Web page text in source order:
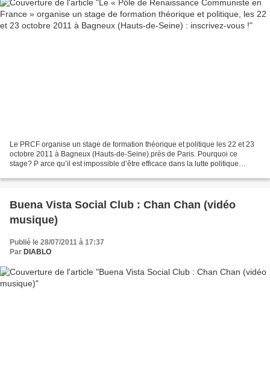
Le PRCF organise un stage de formation théorique et politique les 22 et 23
octobre 2011 à Bagneux (Hauts-de-Seine) près de Paris. Pourquoi ce
stage? P arce qu’il est impossible d’être efficace dans la lutte politique
Buena Vista Social Club : Chan Chan (vidéo
musique)
Publié le 28/07/2011 à 17:37
Par DIABLO